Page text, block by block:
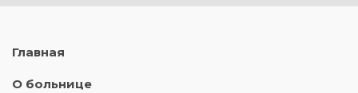
Главная
О больнице